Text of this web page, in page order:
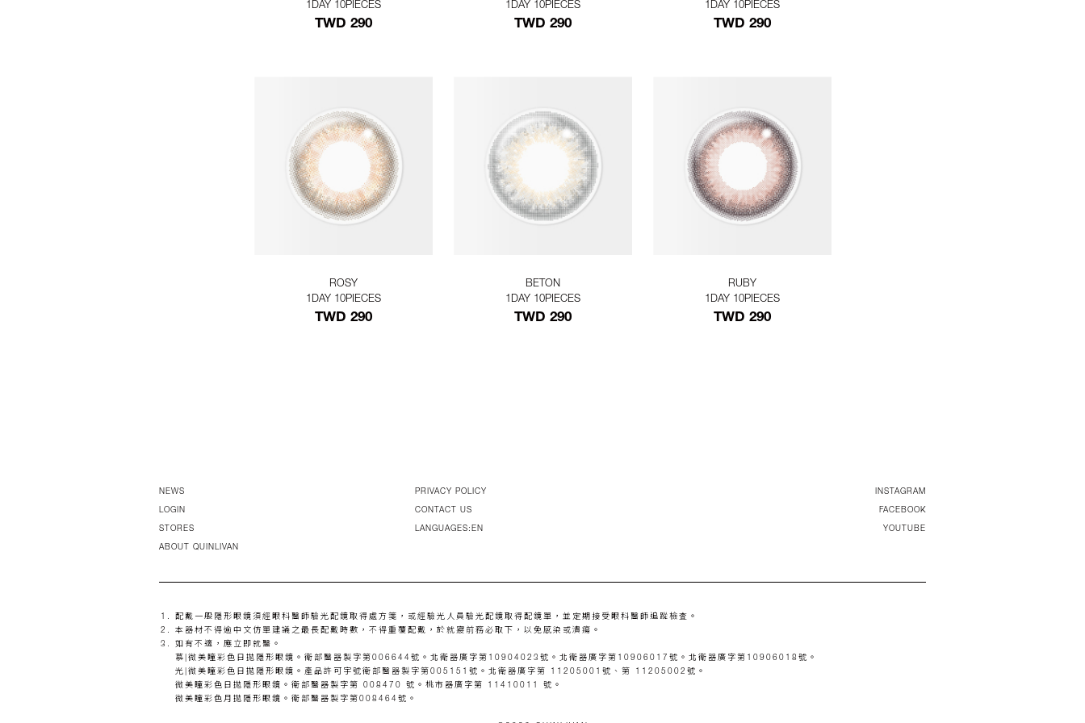
1DAY 10PIECES
TWD 290
1DAY 10PIECES
TWD 290
1DAY 10PIECES
TWD 290
ROSY
1DAY 10PIECES
TWD 290
BETON
1DAY 10PIECES
TWD 290
RUBY
1DAY 10PIECES
TWD 290
NEWS
LOGIN
STORES
ABOUT QUINLIVAN
PRIVACY POLICY
CONTACT US
LANGUAGES:EN
INSTAGRAM
FACEBOOK
YOUTUBE
配戴一般隱形眼鏡須經眼科醫師驗光配鏡取得處方箋，或經驗光人員驗光配鏡取得配鏡單，並定期接受眼科醫師追蹤檢査。
本器材不得逾中文仿單建議之最長配戴時數，不得重覆配戴，於就寢前務必取下，以免感染或潰瘍。
如有不適，應立即就醫。
慕|微美瞳彩色日拋隱形眼鏡。衛部醫器製字第006644號。北衛器廣字第10904023號。北衛器廣字第10906017號。北衛器廣字第10906018號。
光|微美瞳彩色日拋隱形眼鏡。產品許可宇號衛部醫器製字第005151號。北衛器廣字第 11205001號、第 11205002號。
微美瞳彩色日拋隱形眼鏡。衛部醫器製字第 008470 號。桃市器廣字第 11410011 號。
微美瞳彩色月拋隱形眼鏡。衛部醫器製字第008464號。